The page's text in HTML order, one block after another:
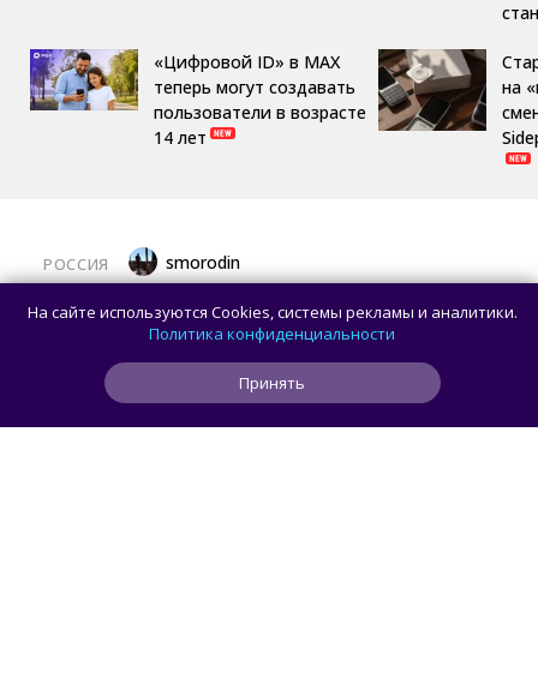
«Цифровой ID» в MAX
теперь могут создавать
пользователи в возрасте
14 лет
на
РОССИЯ smorodin
MAX откроет API и документацию, чтобы
разработчики могли создавать
сторонние клиенты
На сайте используются Cookies, системы рекламы и аналитики.
Политика конфиденциальности
Принять